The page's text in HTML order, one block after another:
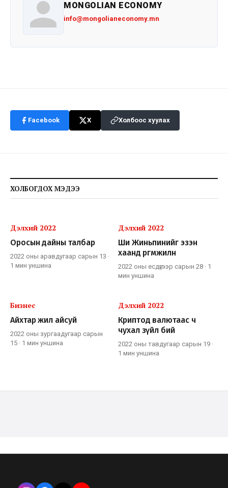
MONGOLIAN ECONOMY
info@mongolianeconomy.mn
Facebook X Холбоос хуулах
ХОЛБОГДОХ МЭДЭЭ
Дэлхий 2022
Оросын дайны талбар
2022 оны аравдугаар сарын 13 ·
1 мин уншина
Дэлхий 2022
Ши Жиньпинийг эзэн
хаанд өргөмжилнө
2022 оны есдүгээр сарын 28 · 1
мин уншина
Бизнес
Айхтар жил айсуй
2022 оны зургаадугаар сарын
15 · 1 мин уншина
Дэлхий 2022
Криптод валютаас ч
чухал зүйл бий
2022 оны тавдугаар сарын 19 ·
1 мин уншина